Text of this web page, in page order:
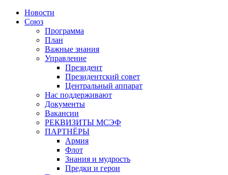
Новости
Союз
Программа
План
Важные знания
Управление
Президент
Президентский совет
Центральный аппарат
Нас поддерживают
Документы
Вакансии
РЕКВИЗИТЫ МСЭФ
ПАРТНЁРЫ
Армия
Флот
Знания и мудрость
Предки и герои